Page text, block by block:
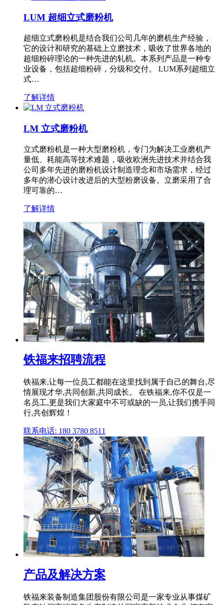
LUM 超细立式磨粉机
超细立式磨粉机是结合我们公司几年的磨机生产经验，
它的设计和研究的基础上立磨技术，吸收了世界各地的
超细粉碎理论的一种先进的轧机。本系列产品是一种专
业设备，包括超细粉碎，分级和交付。 LUM系列超细立
式…
了解详情
LM 立式磨粉机
立式磨粉机是一种大型磨粉机，专门为解决工业磨机产
量低、耗能高等技术难题，吸收欧洲先进技术并结合我
公司多年先进的磨粉机设计制造理念和市场需求，经过
多年的潜心设计改进后的大型粉磨设备。立磨采用了合
理可靠的…
了解详情
铁福来招聘流程
铁福来,让每一位员工都能在这里找到属于自己的舞台,尽
情展现才华,共同创新,共同成长。 在铁福来,你不仅是一
名员工,更是我们大家庭中不可或缺的一员,让我们携手同
行,共创辉煌！
联系电话: 180 3780 8511
产品及解决方案
铁福来装备制造集团股份有限公司是一家专业从事煤矿